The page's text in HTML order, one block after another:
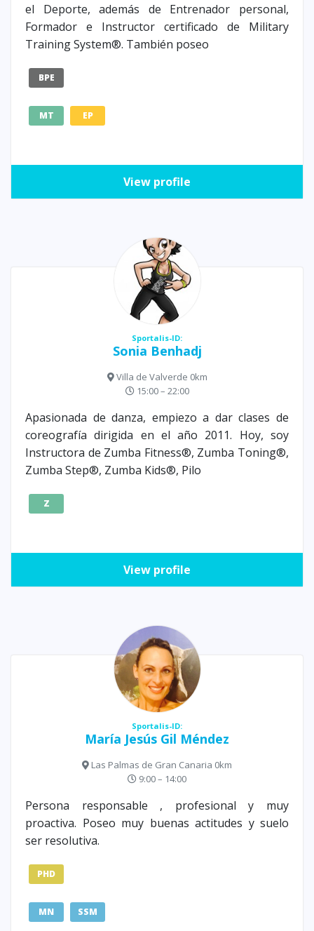
el Deporte, además de Entrenador personal,
Formador e Instructor certificado de Military
Training System®. También poseo
BPE
MT EP
View profile
Sportalis-ID:
Sonia Benhadj
Villa de Valverde 0km
15:00 – 22:00
Apasionada de danza, empiezo a dar clases de
coreografía dirigida en el año 2011. Hoy, soy
Instructora de Zumba Fitness®, Zumba Toning®,
Zumba Step®, Zumba Kids®, Pilo
Z
View profile
Sportalis-ID:
María Jesús Gil Méndez
Las Palmas de Gran Canaria 0km
9:00 – 14:00
Persona responsable , profesional y muy
proactiva. Poseo muy buenas actitudes y suelo
ser resolutiva.
PHD
MN SSM